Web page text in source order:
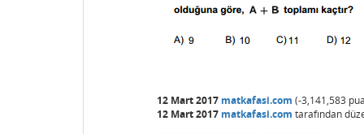
12 Mart 2017 matkafasi.com (-3,141,583
12 Mart 2017 matkafasi.com tarafından